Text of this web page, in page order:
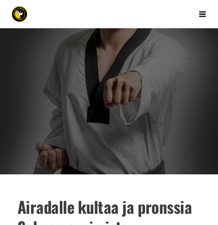
Siirry
sivun
sisältöön
Kuopion Taekwondo ry
Airadalle kultaa ja pronssia